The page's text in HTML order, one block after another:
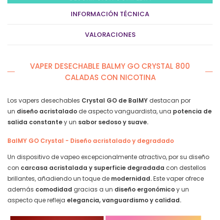
7,50 €.5,90 €.
INFORMACIÓN TÉCNICA
VALORACIONES
VAPER DESECHABLE BALMY GO CRYSTAL 800
CALADAS CON NICOTINA
Los vapers desechables Crystal GO de BalMY destacan por
un diseño acristalado de aspecto vanguardista, una potencia de
salida constantey un sabor sedoso y suave.
BalMY GO Crystal - Diseño acristalado y degradado
Un dispositivo de vapeo excepcionalmente atractivo, por su diseño
con carcasa acristalada y superficie degradada con destellos
brillantes, añadiendo un toque de modernidad.Este vaper ofrece
además comodidad gracias a un diseño ergonómicoy un
aspecto que refleja elegancia, vanguardismo y calidad.